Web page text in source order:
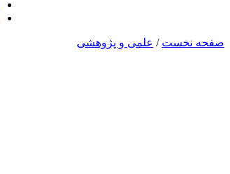
صفحه نخست / علمی و پژوهشی